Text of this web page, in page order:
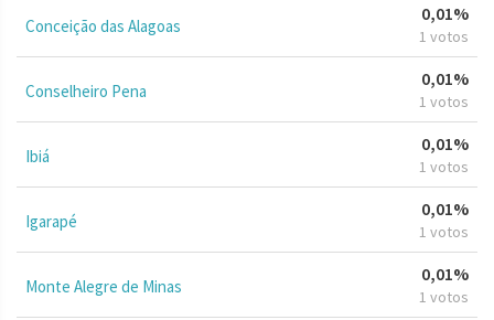
Conceição das Alagoas
0,01%
1 votos
Conselheiro Pena
0,01%
1 votos
Ibiá
0,01%
1 votos
Igarapé
0,01%
1 votos
Monte Alegre de Minas
0,01%
1 votos